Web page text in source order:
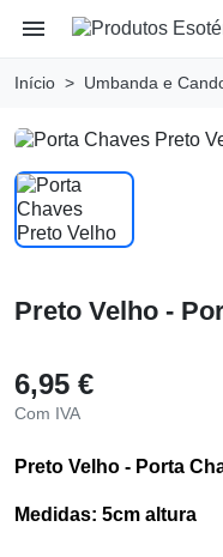
menu
Início Umbanda e
Preto Velho -
6,95 €
Com IVA
Preto Velho - Porta
Medidas: 5cm altura